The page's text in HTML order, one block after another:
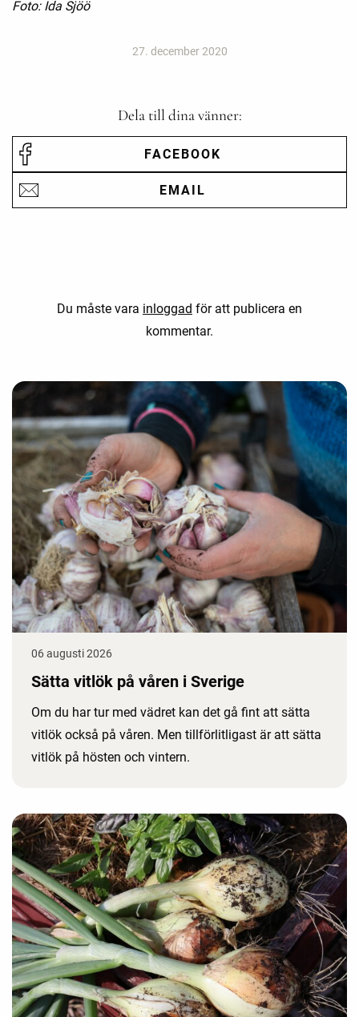
Foto: Ida Sjöö
27. december 2020
Dela till dina vänner:
FACEBOOK
EMAIL
Du måste vara inloggad för att publicera en
kommentar.
06 augusti 2026
Sätta vitlök på våren i Sverige
Om du har tur med vädret kan det gå fint att sätta
vitlök också på våren. Men tillförlitligast är att sätta
vitlök på hösten och vintern.